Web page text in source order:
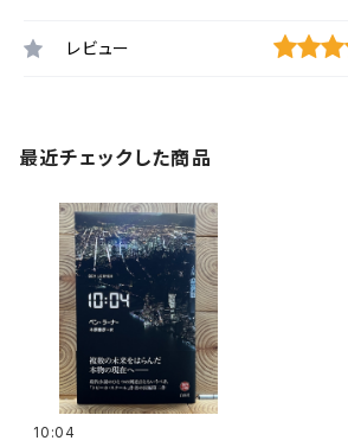
レビュー
最近チェックした商品
10:04